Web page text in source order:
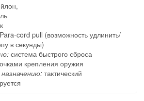
cord pull (возможность удлинить/
в секунды)
система быстрого сброса
крепления оружия
тактический